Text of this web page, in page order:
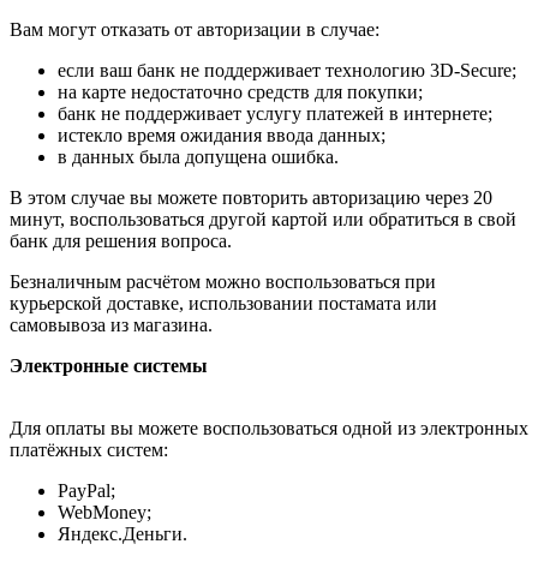
Вам могут отказать от авторизации в случае:
если ваш банк не поддерживает технологию 3D-Secure;
на карте недостаточно средств для покупки;
банк не поддерживает услугу платежей в интернете;
истекло время ожидания ввода данных;
в данных была допущена ошибка.
В этом случае вы можете повторить авторизацию через 20
минут, воспользоваться другой картой или обратиться в свой
банк для решения вопроса.
Безналичным расчётом можно воспользоваться при
курьерской доставке, использовании постамата или
самовывоза из магазина.
Электронные системы
Для оплаты вы можете воспользоваться одной из электронных
платёжных систем:
PayPal;
WebMoney;
Яндекс.Деньги.